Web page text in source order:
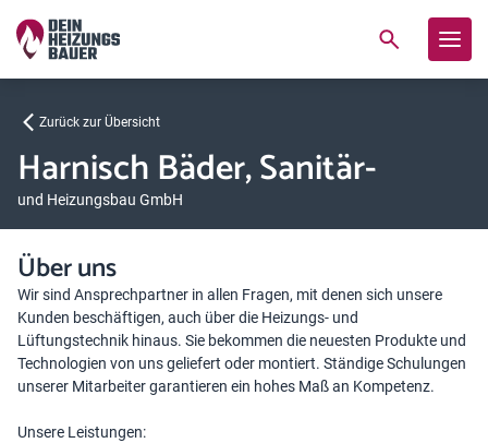
Zurück zur Übersicht
Harnisch Bäder, Sanitär-
und Heizungsbau GmbH
Über uns
Wir sind Ansprechpartner in allen Fragen, mit denen sich unsere
Kunden beschäftigen, auch über die Heizungs- und
Lüftungstechnik hinaus. Sie bekommen die neuesten Produkte und
Technologien von uns geliefert oder montiert. Ständige Schulungen
unserer Mitarbeiter garantieren ein hohes Maß an Kompetenz.
Unsere Leistungen: